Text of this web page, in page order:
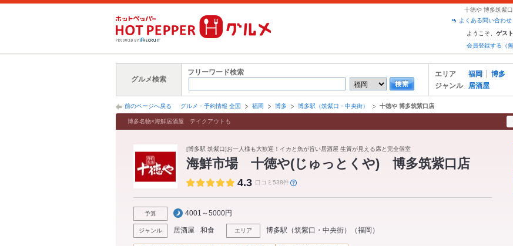
十徳や 博多筑紫
よくある問い合わせ
ようこそ、 ゲスト
会員登録する（無
グルメ検索
フリーワード検索 エリア 福岡
博多
ジャンル
居酒屋
前のページへ戻る グルメ・予約情報 全国 福岡 博多 博多駅（筑紫口・中央街） 十徳や 博多筑紫口店
博多名物×海鮮居酒屋 テイクアウトも
[博多駅 筑紫口]お一人様も大歓迎！イカと魚が旨い居酒屋 生簀が見える席と完全個室
海鮮市場 十徳や(じゅっとくや) 博多筑紫口店
4.3 口コミ538件
予算 4001～5000円
ジャンル 居酒屋 和食 エリア 博多駅（筑紫口・中央街） （福岡 ）